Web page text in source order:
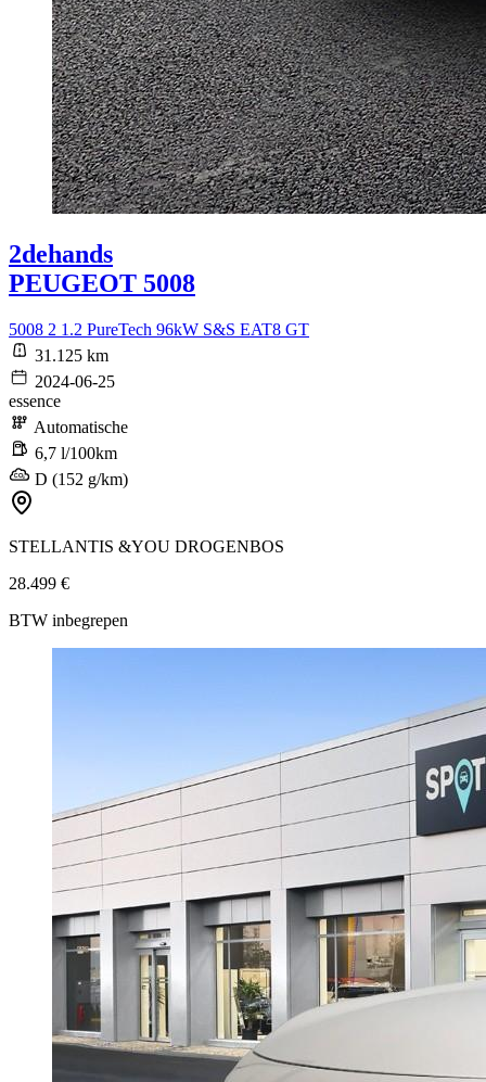
2dehands
PEUGEOT 5008
5008 2 1.2 PureTech 96kW S&S EAT8 GT
31.125 km
2024-06-25
essence
Automatische
6,7 l/100km
D (152 g/km)
STELLANTIS &YOU DROGENBOS
28.499 €
BTW inbegrepen